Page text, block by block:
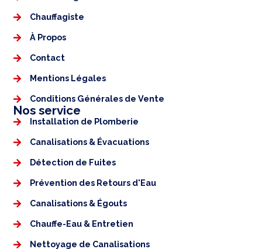
Chauffagiste
À Propos
Contact
Mentions Légales​
Conditions Générales de Vente
Nos service
Installation de Plomberie
Canalisations & Évacuations
Détection de Fuites
Prévention des Retours d'Eau
Canalisations & Égouts
Chauffe-Eau & Entretien
Nettoyage de Canalisations